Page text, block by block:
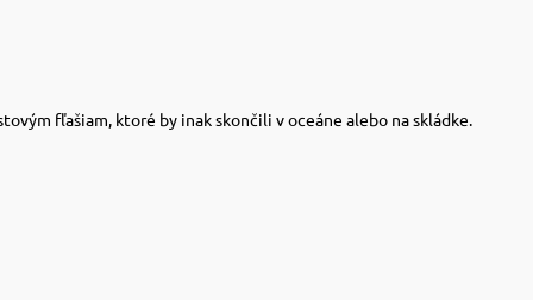
fľašiam, ktoré by inak skončili v oceáne alebo na skládke.